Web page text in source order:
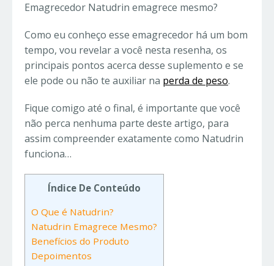
Emagrecedor Natudrin emagrece mesmo?
Como eu conheço esse emagrecedor há um bom
tempo, vou revelar a você nesta resenha, os
principais pontos acerca desse suplemento e se
ele pode ou não te auxiliar na perda de peso.
Fique comigo até o final, é importante que você
não perca nenhuma parte deste artigo, para
assim compreender exatamente como Natudrin
funciona…
Índice De Conteúdo
O Que é Natudrin?
Natudrin Emagrece Mesmo?
Benefícios do Produto
Depoimentos